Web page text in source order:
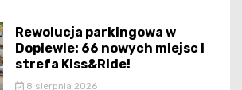
Rewolucja parkingowa w
Dopiewie: 66 nowych miejsc i
strefa Kiss&Ride!
8 sierpnia 2026